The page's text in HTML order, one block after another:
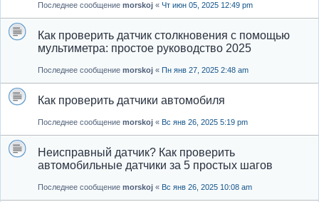
Последнее сообщение morskoj « Чт июн 05, 2025 12:49 pm
Как проверить датчик столкновения с помощью
мультиметра: простое руководство 2025
Последнее сообщение morskoj « Пн янв 27, 2025 2:48 am
Как проверить датчики автомобиля
Последнее сообщение morskoj « Вс янв 26, 2025 5:19 pm
Неисправный датчик? Как проверить
автомобильные датчики за 5 простых шагов
Последнее сообщение morskoj « Вс янв 26, 2025 10:08 am